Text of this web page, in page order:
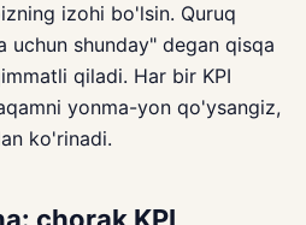
izohi bo'lsin. Quruq
uchun shunday" degan qisqa
qiladi. Har bir KPI
yonma-yon qo'ysangiz,
ko'rinadi.